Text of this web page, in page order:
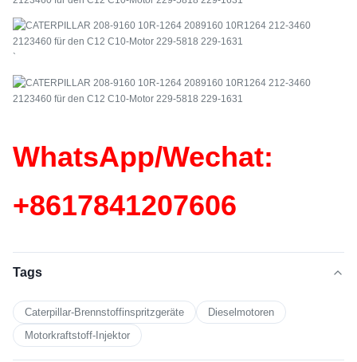
`
WhatsApp/Wechat:
+8617841207606
Tags
Caterpillar-Brennstoffinspritzgeräte
Dieselmotoren
Motorkraftstoff-Injektor